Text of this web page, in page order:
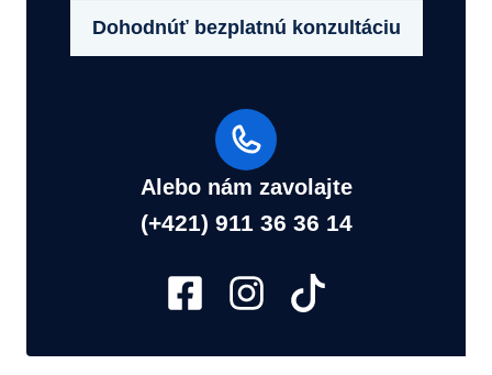
Dohodnúť bezplatnú konzultáciu
Alebo nám zavolajte
(+421) 911 36 36 14